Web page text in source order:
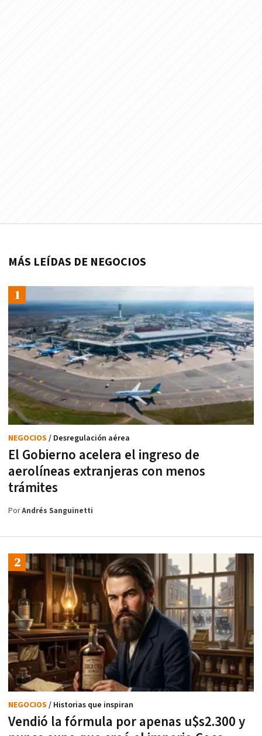
MÁS LEÍDAS DE NEGOCIOS
El Gobierno acelera el ingreso de
aerolíneas extranjeras con menos
trámites
NEGOCIOS / Desregulación aérea
PorAndrés Sanguinetti
Vendió la fórmula por apenas u$s2.300 y
NEGOCIOS / Historias que inspiran